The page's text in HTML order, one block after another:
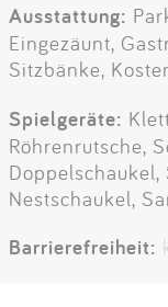
Ausstattung:
Eingezäunt,
Sitzbänke,
Spielgeräte:
Röhrenrutsche,
Nestschaukel,
Barrierefreiheit: